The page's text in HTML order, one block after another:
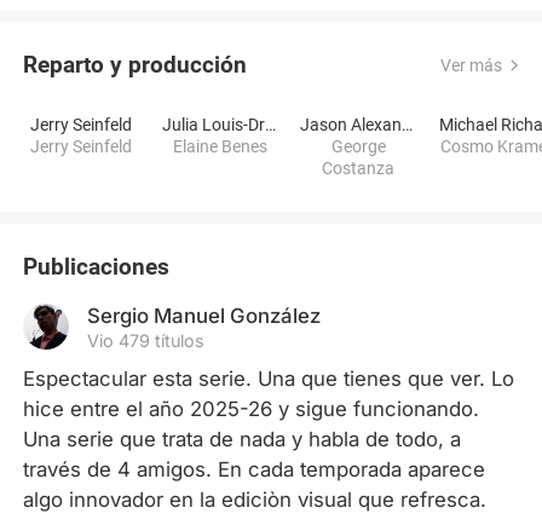
Reparto y producción Ver más
Jerry Seinfeld
Jerry Seinfeld
Julia Louis-Dreyfus
Elaine Benes
Jason Alexander
George
Costanza
Cosmo
Publicaciones
Sergio Manuel González
Vio 479 títulos
Espectacular esta serie. Una que tienes que ver. Lo
hice entre el año 2025-26 y sigue funcionando.
Una serie que trata de nada y habla de todo, a
través de 4 amigos. En cada temporada aparece
algo innovador en la ediciòn visual que refresca.